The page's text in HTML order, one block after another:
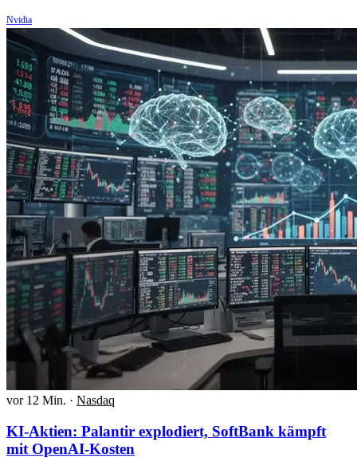
Nvidia
vor 12 Min. · Nasdaq
KI-Aktien: Palantir explodiert, SoftBank kämpft
mit OpenAI-Kosten